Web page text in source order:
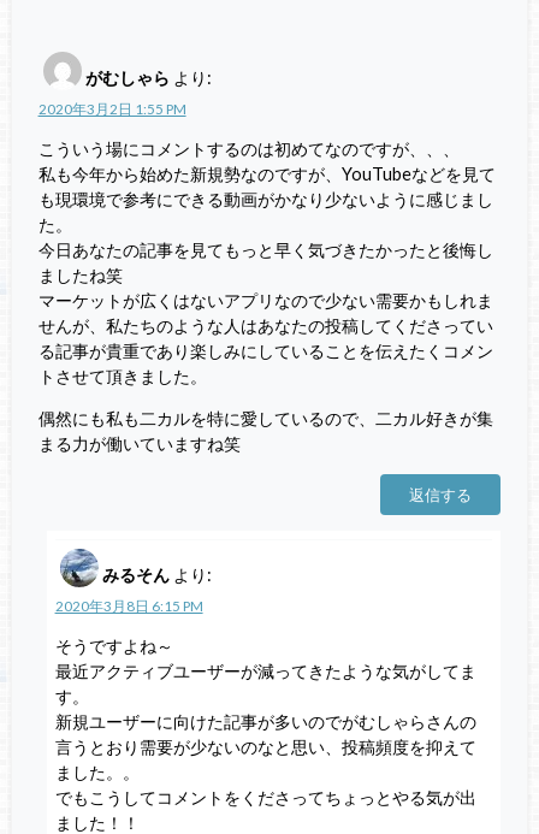
がむしゃら より:
2020年3月2日 1:55 PM
こういう場にコメントするのは初めてなのですが、、、
私も今年から始めた新規勢なのですが、YouTubeなどを見て
も現環境で参考にできる動画がかなり少ないように感じまし
た。
今日あなたの記事を見てもっと早く気づきたかったと後悔し
ましたね笑
マーケットが広くはないアプリなので少ない需要かもしれま
せんが、私たちのような人はあなたの投稿してくださってい
る記事が貴重であり楽しみにしていることを伝えたくコメン
トさせて頂きました。
偶然にも私も二カルを特に愛しているので、二カル好きが集
まる力が働いていますね笑
返信する
みるそん より:
2020年3月8日 6:15 PM
そうですよね～
最近アクティブユーザーが減ってきたような気がしてま
す。
新規ユーザーに向けた記事が多いのでがむしゃらさんの
言うとおり需要が少ないのなと思い、投稿頻度を抑えて
ました。。
でもこうしてコメントをくださってちょっとやる気が出
ました！！